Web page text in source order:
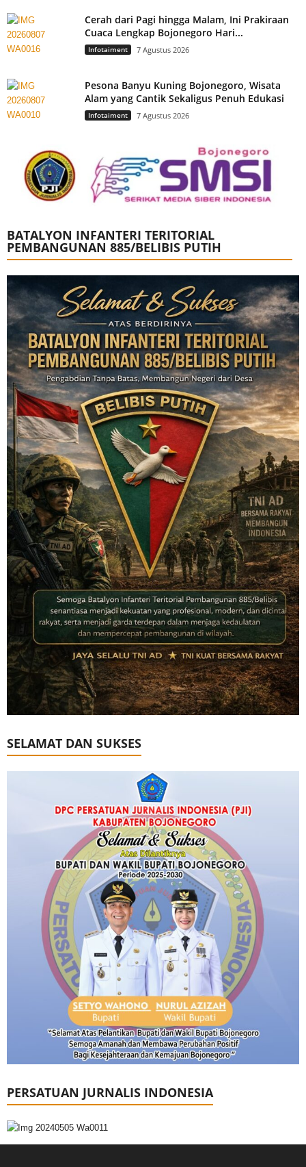
Cerah dari Pagi hingga Malam, Ini Prakiraan
Cuaca Lengkap Bojonegoro Hari...
Infotaiment 7 Agustus 2026
Pesona Banyu Kuning Bojonegoro, Wisata
Alam yang Cantik Sekaligus Penuh Edukasi
Infotaiment 7 Agustus 2026
BATALYON INFANTERI TERITORIAL
PEMBANGUNAN 885/BELIBIS PUTIH
SELAMAT DAN SUKSES
PERSATUAN JURNALIS INDONESIA